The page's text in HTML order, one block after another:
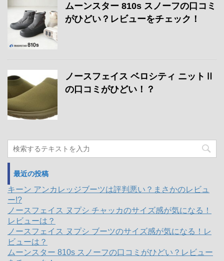
ムーンスター 810s スノーフの口コミ
がひどい？レビューをチェック！
ノースフェイス ベロシティ ニットⅡ
の口コミがひどい！？
最近の投稿
キーン アンカレッジブーツは評判悪い？まさかのレビュ
ー!?
ノースフェイス ヌプシ チャッカのサイズ感が気になる！
レビューは？
ノースフェイス ヌプシ ブーツのサイズ感が気になる！レ
ビューは？
ムーンスター 810s スノーフの口コミがひどい？レビュー